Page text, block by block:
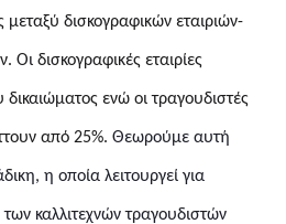
μεταξύ δισκογραφικών εταιριών-
δισκογραφικές εταιρίες
δικαιώματος ενώ οι τραγουδιστές
από 25%. Θεωρούμε αυτή
η οποία λειτουργεί για
καλλιτεχνών τραγουδιστών